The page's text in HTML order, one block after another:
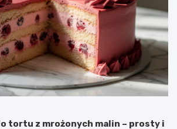
tortu z mrożonych malin – prosty i